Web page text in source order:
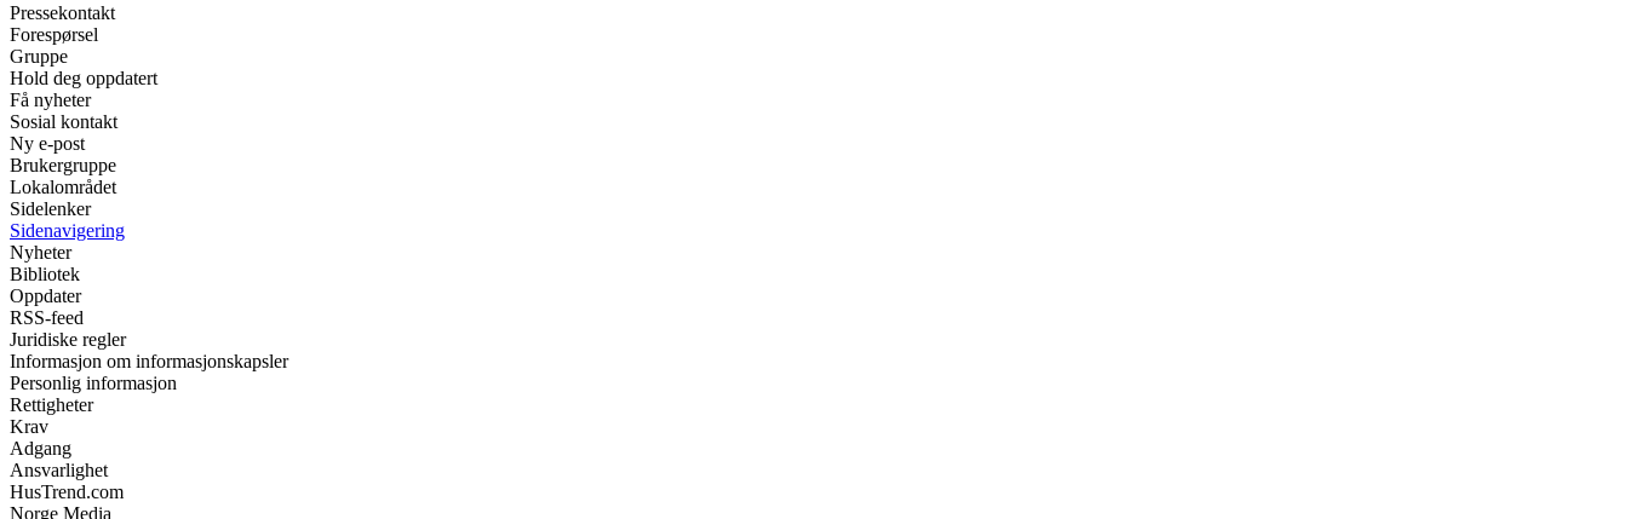
Pressekontakt
Forespørsel
Gruppe
Hold deg oppdatert
Få nyheter
Sosial kontakt
Ny e-post
Brukergruppe
Lokalområdet
Sidelenker
Sidenavigering
Nyheter
Bibliotek
Oppdater
RSS-feed
Juridiske regler
Informasjon om informasjonskapsler
Personlig informasjon
Rettigheter
Krav
Adgang
Ansvarlighet
HusTrend.com
Norge Media